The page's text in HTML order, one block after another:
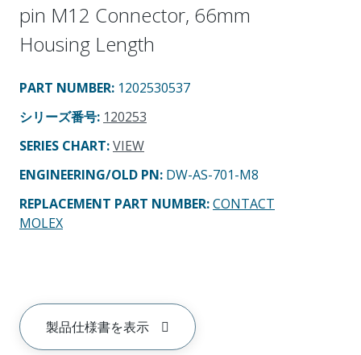
pin M12 Connector, 66mm
Housing Length
PART NUMBER: 1202530537
シリーズ番号: 120253
SERIES CHART:VIEW
ENGINEERING/OLD PN: DW-AS-701-M8
REPLACEMENT PART NUMBER:CONTACT
MOLEX
製品仕様書を表示